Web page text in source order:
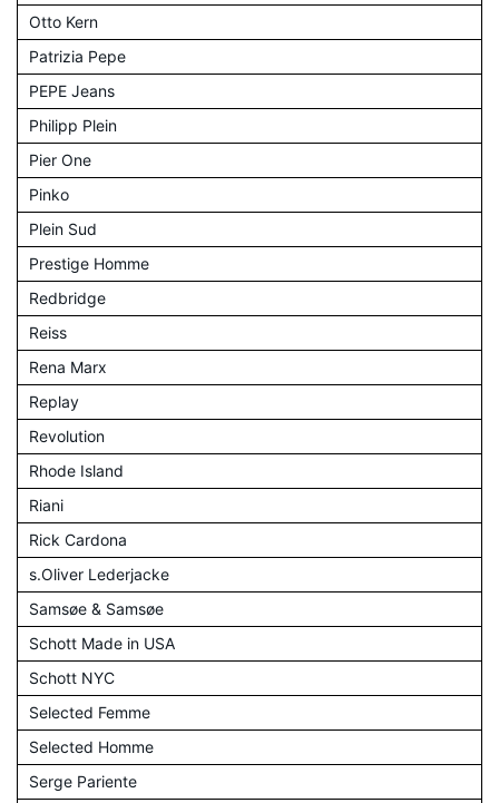
Otto Kern
Patrizia Pepe
PEPE Jeans
Philipp Plein
Pier One
Pinko
Plein Sud
Prestige Homme
Redbridge
Reiss
Rena Marx
Replay
Revolution
Rhode Island
Riani
Rick Cardona
s.Oliver Lederjacke
Samsøe & Samsøe
Schott Made in USA
Schott NYC
Selected Femme
Selected Homme
Serge Pariente